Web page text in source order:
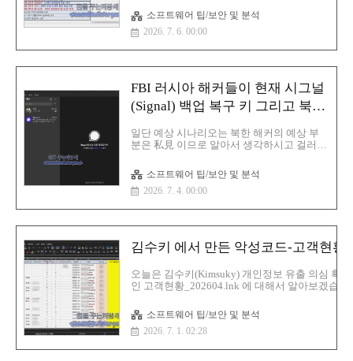
C:\Users\Public\Videos\ 에 작업 스케줄러에 등록
소프트웨어 팁/보안 및 분석
2026. 7. 6. 00:00
FBI 러시아 해커들이 현재 시그널
(Signal) 백업 복구 키 그리고 북한
일단 예상 시나리오는 북한 해커의 예상 부
분은 私見 이므로 알아서 생각하시고 걸러내
과 연계된 시그널(Signal) 사용자를 표적으로
한 피싱 캠페인이 시그널 백업 복구 키를 탈
취하는 방식으로 진화했으며 해당 백업 복구
발표된 공지는 2026년 3월 발표된 권고문의
업데이트 버전으로 당시에는 위협 행위자들
이 종단 간 암호화를 해독하기보다는 계정을
상용 메시징 앱 특히 시그널 사용자를 표적
으로 삼고 있다고 경고발표된 FBI 공익 공지
행위자들은 업데이트된 피싱 메시지에서 여
전히 자동화된 CMA ..
소프트웨어 팁/보안 및 분석
2026. 7. 4. 00:00
김수키 에서 만든 악성코드-고객현황
오늘은 김수키(Kimsuky) 개인정보 유출 의심 확
인 고객현황_202604.lnk 에 대해서 알아보겠습
을 실행하도록 유도하는 방식으로 방심을 유도
하는 방식을 사용하고 있습니다.파일명: 고객현
소프트웨어 팁/보안 및 분석
2026. 7. 1. 02:28